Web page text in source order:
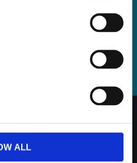
ALL
i enlighet med vår
& kontakt